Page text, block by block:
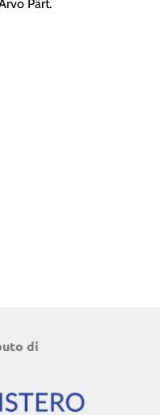
Pärt.
di